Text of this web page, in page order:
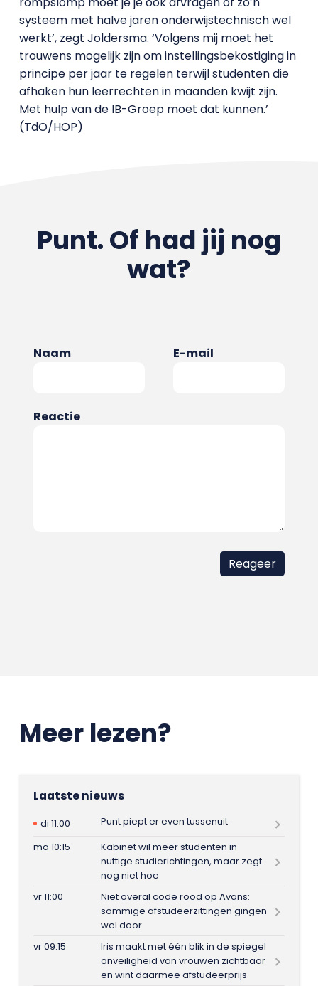
systeem met halve jaren onderwijstechnisch wel
werkt’, zegt Joldersma. ‘Volgens mij moet het
trouwens mogelijk zijn om instellingsbekostiging in
principe per jaar te regelen terwijl studenten die
afhaken hun leerrechten in maanden kwijt zijn.
Met hulp van de IB-Groep moet dat kunnen.’
(TdO/HOP)
Punt. Of had jij nog
wat?
Naam E-mail
Reactie
Meer lezen?
Laatste nieuws
di 11:00
Punt piept er even tussenuit
ma 10:15
Kabinet wil meer studenten in
nuttige studierichtingen, maar zegt
nog niet hoe
vr 11:00
Niet overal code rood op Avans:
sommige afstudeerzittingen gingen
wel door
vr 09:15
Iris maakt met één blik in de spiegel
onveiligheid van vrouwen zichtbaar
en wint daarmee afstudeerprijs